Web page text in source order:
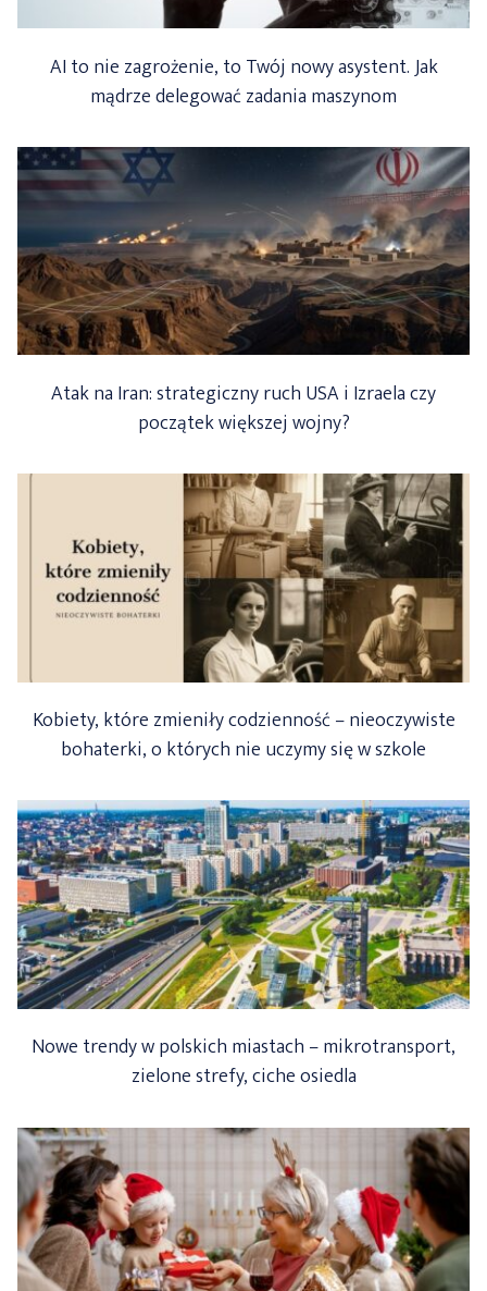
AI to nie zagrożenie, to Twój nowy asystent. Jak
mądrze delegować zadania maszynom
Atak na Iran: strategiczny ruch USA i Izraela czy
początek większej wojny?
Kobiety, które zmieniły codzienność – nieoczywiste
bohaterki, o których nie uczymy się w szkole
Nowe trendy w polskich miastach – mikrotransport,
zielone strefy, ciche osiedla